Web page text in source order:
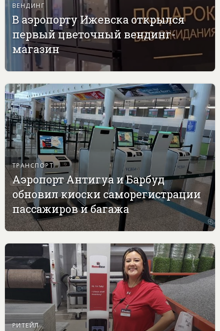
ВЕНДИНГ
В аэропорту Ижевска открылся
первый цветочный вендинг-
магазин
ТРАНСПОРТ
Аэропорт Антигуа и Барбуд
обновил киоски саморегистрации
пассажиров и багажа
РИТЕЙЛ